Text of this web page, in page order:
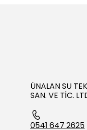
ÜNALAN SU
SAN. VE TİC.
0541 647 2625